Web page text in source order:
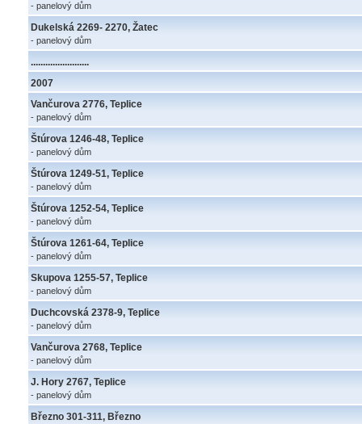
- panelový dům
Dukelská 2269- 2270, Žatec
- panelový dům
........................
2007
Vančurova 2776, Teplice
- panelový dům
Štúrova 1246-48, Teplice
- panelový dům
Štúrova 1249-51, Teplice
- panelový dům
Štúrova 1252-54, Teplice
- panelový dům
Štúrova 1261-64, Teplice
- panelový dům
Skupova 1255-57, Teplice
- panelový dům
Duchcovská 2378-9, Teplice
- panelový dům
Vančurova 2768, Teplice
- panelový dům
J. Hory 2767, Teplice
- panelový dům
Březno 301-311, Březno